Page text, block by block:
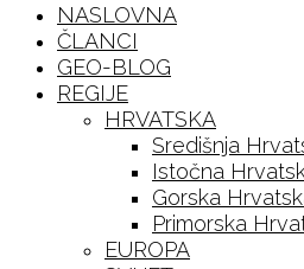
NASLOVNA
ČLANCI
GEO-BLOG
REGIJE
HRVATSKA
Središnja
Istočna
Gorska
Primorska
EUROPA